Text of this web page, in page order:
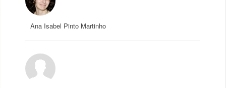
Ana Isabel Pinto Martinho